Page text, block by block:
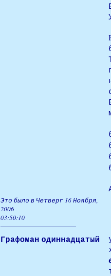
Это было в Четверг 16 Ноября,
2006
03:50:10
Графоман одиннадцатый